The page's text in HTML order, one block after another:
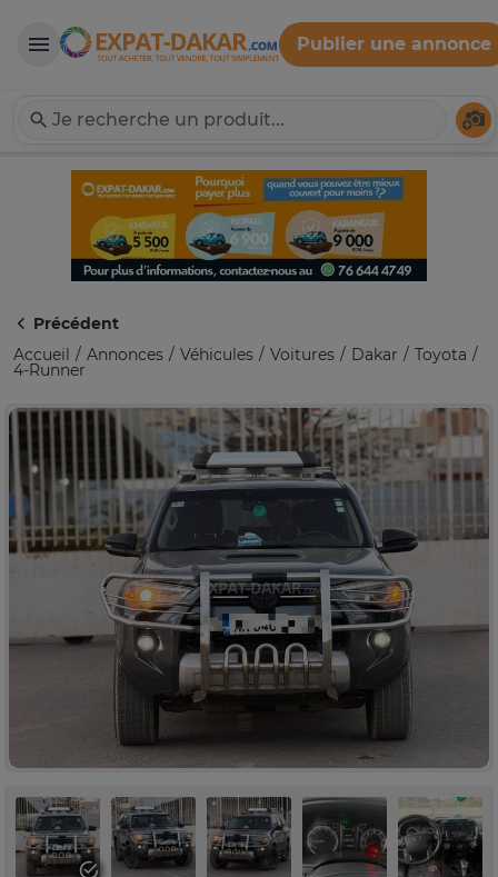
Expat-Dakar
Publier une annonce
Précédent
Accueil
Annonces Véhicules Voitures Dakar Toyota
4-Runner